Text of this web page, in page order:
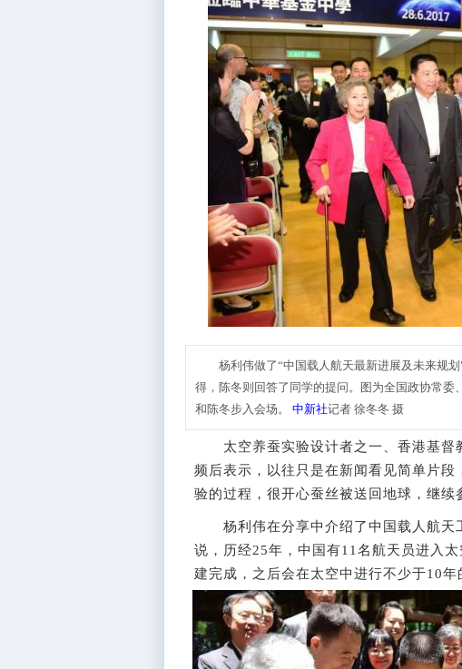
杨利伟做了“中国载人航天最新进展及未来规
得，陈冬则回答了同学的提问。图为全国政协常
和陈冬步入会场。 中新社记者 徐冬冬 摄
太空养蚕实验设计者之一、香港基督
频后表示，以往只是在新闻看见简单片
验的过程，很开心蚕丝被送回地球，继续
杨利伟在分享中介绍了中国载人航天
说，历经25年，中国有11名航天员进入
建完成，之后会在太空中进行不少于10年